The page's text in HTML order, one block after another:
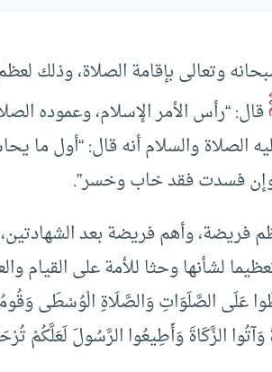
وتعالى بإقامة الصلاة، وذلك
قال: “رأس الأمر الإسلام، وعموده
الصلاة والسلام أنه قال: “أول ما
فسدت فقد خاب وخسر”.
فريضة، وأهم فريضة بعد الشهادتين،
لشأنها وحثا للأمة على القيام
عَلَى الصَّلَوَاتِ وَالصَّلَاةِ الْوُسْطَى